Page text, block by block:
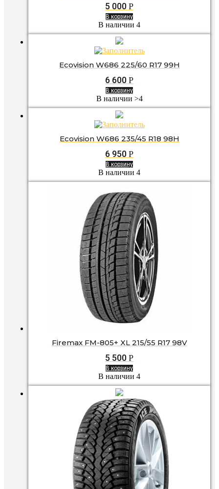
5 000 Р
В корзину
В наличии 4
Ecovision W686 225/60 R17 99H
6 600 Р
В корзину
В наличии >4
Ecovision W686 235/45 R18 98H
6 950 Р
В корзину
В наличии 4
Firemax FM-805+ XL 215/55 R17 98V
5 500 Р
В корзину
В наличии 4